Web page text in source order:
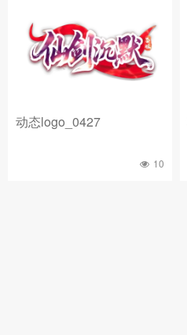
动态logo_0427
10